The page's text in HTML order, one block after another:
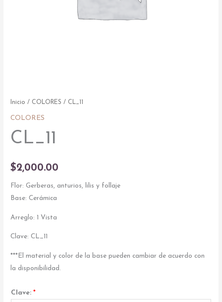
Inicio / COLORES / CL_11
COLORES
CL_11
$2,000.00
Flor: Gerberas, anturios, lilis y follaje
Base: Cerámica
Arreglo: 1 Vista
Clave: CL_11
***El material y color de la base pueden cambiar de acuerdo con
la disponibilidad.
Clave:*